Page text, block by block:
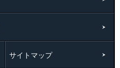
サイトマップ